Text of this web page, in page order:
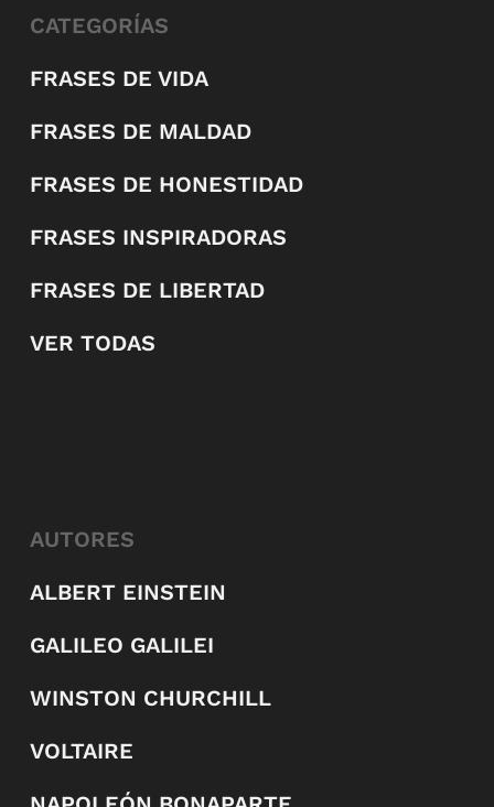
CATEGORÍAS
FRASES DE VIDA
FRASES DE MALDAD
FRASES DE HONESTIDAD
FRASES INSPIRADORAS
FRASES DE LIBERTAD
VER TODAS
AUTORES
ALBERT EINSTEIN
GALILEO GALILEI
WINSTON CHURCHILL
VOLTAIRE